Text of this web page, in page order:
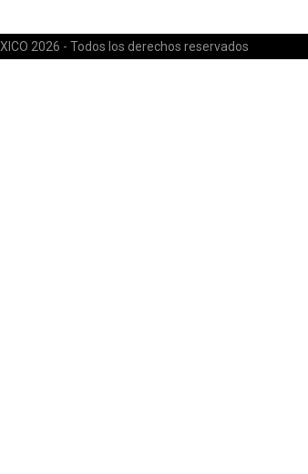
2026 - Todos los derechos reservados